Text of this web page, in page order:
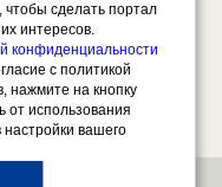
- Автоэмали
сделать портал
интересов.
конфиденциальности
с политикой
нажмите на кнопку
от использования
вашего